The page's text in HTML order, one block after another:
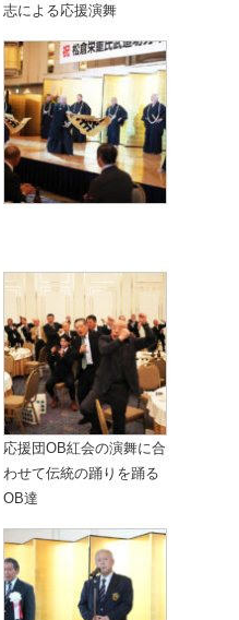
志による応援演舞
応援団OB紅会の演舞に合
わせて伝統の踊りを踊る
OB達